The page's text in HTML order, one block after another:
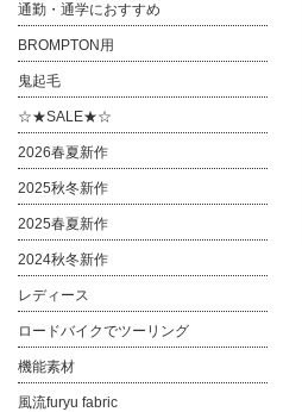
通勤・通学におすすめ
BROMPTON用
鬼起毛
☆★SALE★☆
2026春夏新作
2025秋冬新作
2025春夏新作
2024秋冬新作
レディース
ロードバイクでツーリング
機能素材
風流furyu fabric